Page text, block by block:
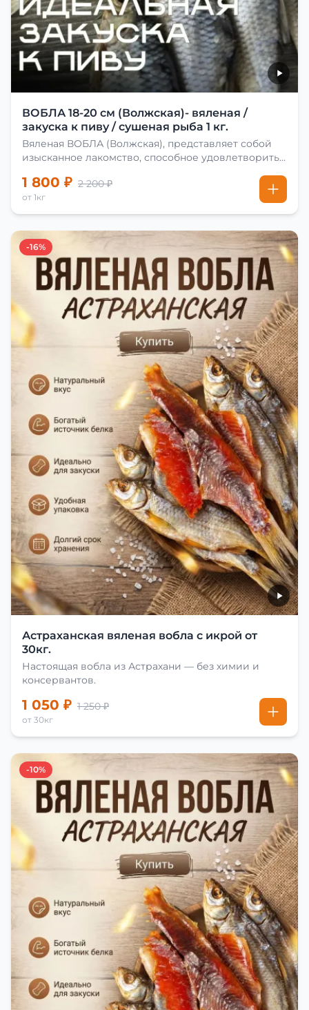
ВОБЛА 18-20 см (Волжская)- вяленая /
закуска к пиву / сушеная рыба 1 кг.
Вяленая ВОБЛА (Волжская), представляет собой
изысканное лакомство, способное удовлетворить
сделать вяленую воблу, её сначала хорошо солят.
Для этого используют старые рецепты и
современные способы. Благодаря этому рыба
приготовлении вяленой воблы делают с учётом
времени года. Это помогает сохранить рыбу
свежей и качественной. Потом рыбу упаковывают
в специальный пакет, чтобы она не портилась и не
теряла влагу. Вяленая вобла — это не просто
вкусная еда, но и пример того, как можно сочетать
старые рецепты и современные технологии. Её
можно есть с напитками, и это будет очень вкусно.
1 800 ₽ 2 200 ₽
от 1кг
-16%
Астраханская вяленая вобла с икрой от
30кг.
Настоящая вобла из Астрахани — без химии и
консервантов.
1 050 ₽ 1 250 ₽
от 30кг
-10%